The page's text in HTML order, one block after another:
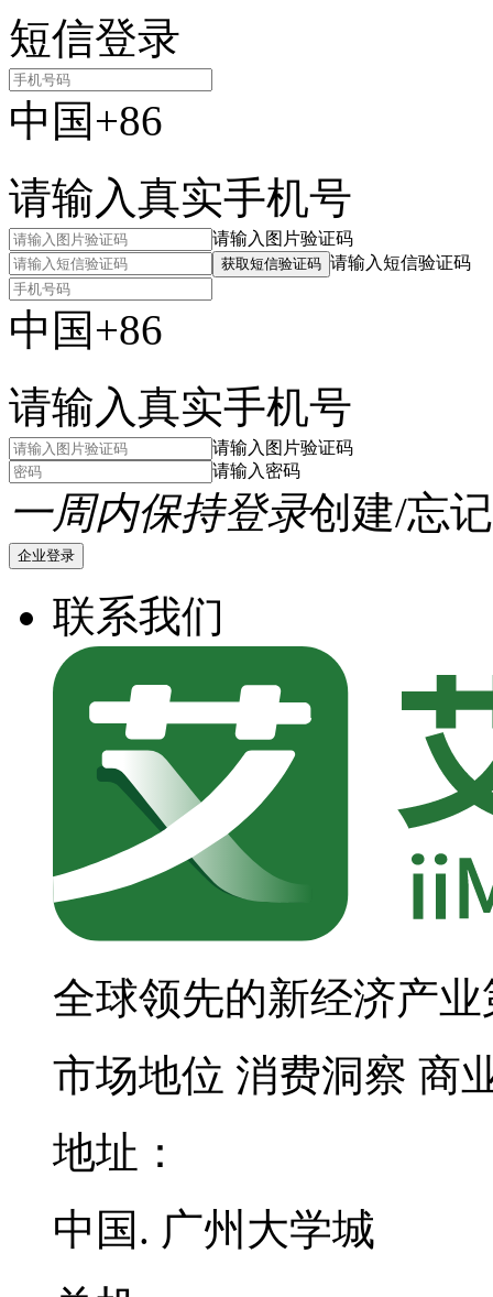
短信登录
中国+86
请输入真实手机号
请输入图片验证码
获取短信验证码 请输入短信验证码
中国+86
请输入真实手机号
请输入图片验证码
请输入密码
一周内保持登录创建/忘
企业登录
联系我们
全球领先的新经济产
市场地位 消费洞察 商
地址：
中国. 广州大学城